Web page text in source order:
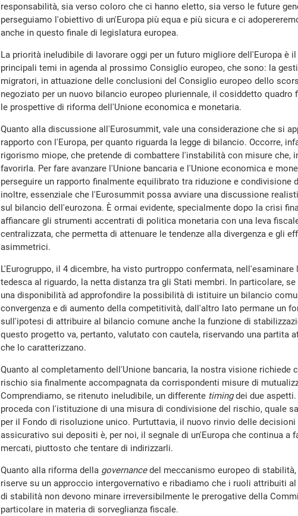
responsabilità, sia verso coloro che ci hanno eletto, sia verso le future
perseguiamo l'obiettivo di un'Europa più equa e più sicura e ci
anche in questo finale di legislatura europea.
La priorità ineludibile di lavorare oggi per un futuro migliore dell'Europa è
principali temi in agenda al prossimo Consiglio europeo, che sono: la
migratori, in attuazione delle conclusioni del Consiglio europeo dello
negoziato per un nuovo bilancio europeo pluriennale, il cosiddetto quadro
le prospettive di riforma dell'Unione economica e monetaria.
Quanto alla discussione all'Eurosummit, vale una considerazione che si
rapporto con l'Europa, per quanto riguarda la legge di bilancio. Occorre,
rigorismo miope, che pretende di combattere l'instabilità con misure che,
favorirla. Per fare avanzare l'Unione bancaria e l'Unione economica e
perseguire un rapporto finalmente equilibrato tra riduzione e condivisione
inoltre, essenziale che l'Eurosummit possa avviare una discussione
sul bilancio dell'eurozona. È ormai evidente, specialmente dopo la crisi
affiancare gli strumenti accentrati di politica monetaria con una leva
centralizzata, che permetta di attenuare le tendenze alla divergenza e gli
asimmetrici.
L'Eurogruppo, il 4 dicembre, ha visto purtroppo confermata,
tedesca al riguardo, la netta distanza tra gli Stati membri. In particolare,
una disponibilità ad approfondire la possibilità di istituire un bilancio
convergenza e di aumento della competitività, dall'altro lato permane un
sull'ipotesi di attribuire al bilancio comune anche la funzione di
questo progetto va, pertanto, valutato con cautela, riservando una partita
che lo caratterizzano.
Quanto al completamento dell'Unione bancaria, la nostra visione richiede
rischio sia finalmente accompagnata da corrispondenti misure di
Comprendiamo, se ritenuto ineludibile, un differente timingdei due aspetti.
proceda con l'istituzione di una misura di condivisione del rischio, quale
per il Fondo di risoluzione unico. Purtuttavia, il nuovo rinvio delle
assicurativo sui depositi è, per noi, il segnale di un'Europa che continua a
mercati, piuttosto che tentare di indirizzarli.
Quanto alla riforma della governancedel meccanismo europeo di
riserve su un approccio intergovernativo e ribadiamo che i ruoli attribuiti
di stabilità non devono minare irreversibilmente le prerogative della
particolare in materia di sorveglianza fiscale.